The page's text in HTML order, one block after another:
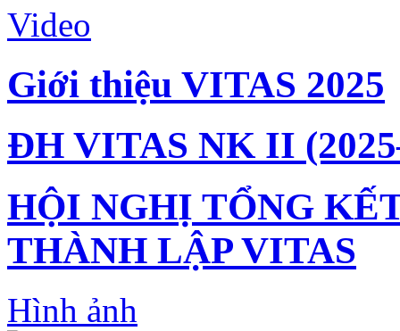
Video
Giới thiệu VITAS 2025
ĐH VITAS NK II
HỘI NGHỊ TỔNG
THÀNH LẬP VITAS
Hình ảnh